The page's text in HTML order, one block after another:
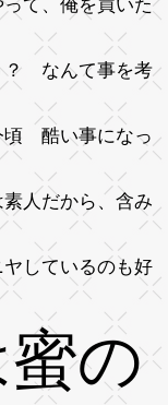
て、俺を買いた
？ なんて事を考
頃 酷い事になっ
人だから、含み
しているのも好
蜜の